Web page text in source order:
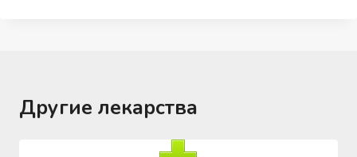
Другие лекарства